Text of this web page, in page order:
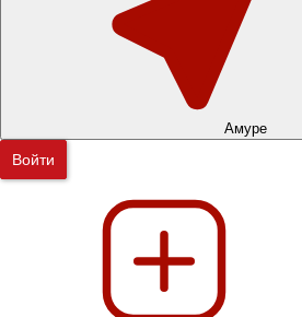
Амуре
Войти